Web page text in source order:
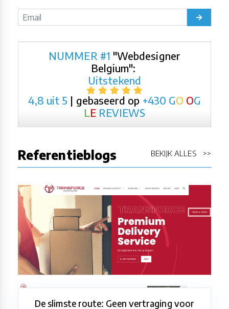
NUMMER #1 "Webdesigner
Belgium":
Uitstekend
4,8 uit 5 | gebaseerd op +430 GO OG
L E REVIEWS
Referentieblogs BEKIJK ALLES >>
De slimste route: Geen vertraging voor